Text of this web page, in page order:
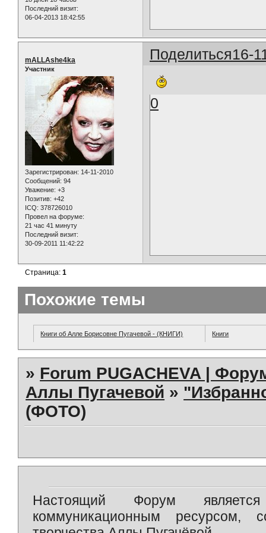
Последний визит:
06-04-2013 18:42:55
Поделиться16-
mALLAshe4ka
Участник
Зарегистрирован: 14-11-2010
Сообщений: 94
Уважение: +3
Позитив: +42
ICQ: 378726010
Провел на форуме:
21 час 41 минуту
Последний визит:
30-09-2011 11:42:22
0
Страница:1
Похожие темы
Книги об Алле Борисовне Пугачевой - (КНИГИ) Книги
» Forum PUGACHEVA |
Аллы Пугачевой »
(ФОТО)
Настоящий Форум является
коммуникационным ресурсом,